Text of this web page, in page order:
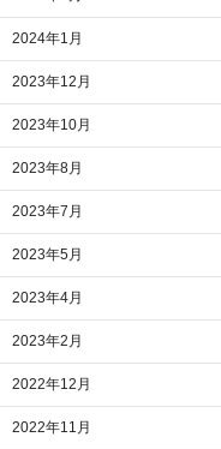
2024年1月
2023年12月
2023年10月
2023年8月
2023年7月
2023年5月
2023年4月
2023年2月
2022年12月
2022年11月